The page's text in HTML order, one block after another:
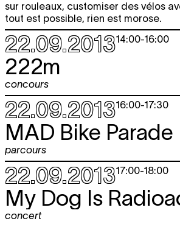
sur rouleaux, customiser des vélos
tout est possible, rien est morose.
22.09.201314:00-16:00
222m
concours
22.09.201316:00-17:30
MAD Bike Parade
parcours
22.09.201317:00-18:00
My Dog Is
concert